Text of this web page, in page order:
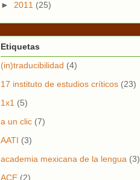
► 2011 (25)
Etiquetas
(in)traducibilidad (4)
17 instituto de estudios críticos (23)
1x1 (5)
a un clic (7)
AATI (3)
academia mexicana de la lengua (3)
ACE (2)